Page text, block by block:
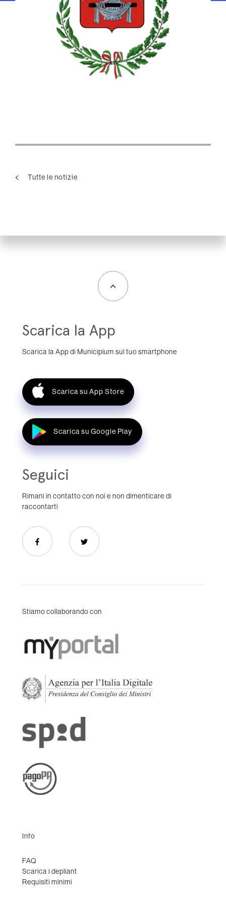
Tutte le notizie
Scarica la App
Scarica la App di Municipium sul tuo smartphone
Scarica su App Store
Scarica su Google Play
Seguici
Rimani in contatto con noi e non dimenticare di
raccontarti
Stiamo collaborando con
Info
FAQ
Scarica i depliant
Requisiti minimi